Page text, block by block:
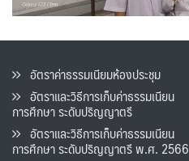
อัตราค่าธรรมเนียมห้องประชุม
อัตราและวิธีการเก็บค่าธรรมเนียน
การศึกษา ระดับปริญญาตรี
อัตราและวิธีการเก็บค่าธรรมเนียน
การศึกษา ระดับปริญญาตรี พ.ศ. 2566